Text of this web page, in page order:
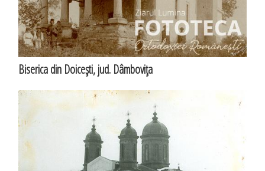
Biserica din Doiceşti, jud. Dâmboviţa